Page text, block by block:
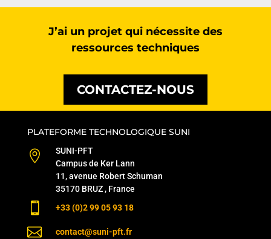
J’ai un projet qui nécessite des
ressources techniques
CONTACTEZ-NOUS
PLATEFORME TECHNOLOGIQUE SUNI

SUNI-PFT
Campus de Ker Lann
11, avenue Robert Schuman
35170 BRUZ , France
 +33 (0)2 99 05 93 18
 contact@suni-pft.fr